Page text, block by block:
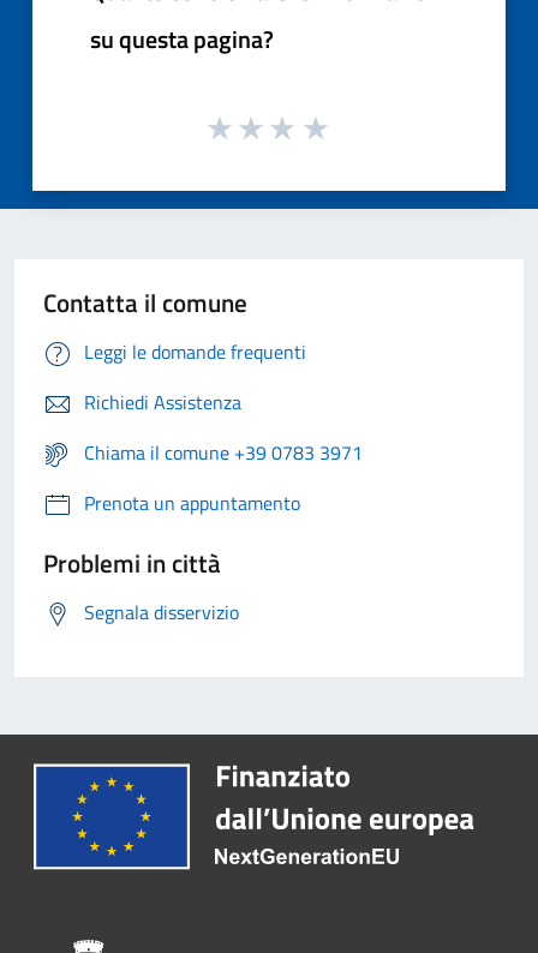
su questa pagina?
Contatta il comune
Leggi le domande frequenti
Richiedi Assistenza
Chiama il comune +39 0783 3971
Prenota un appuntamento
Problemi in città
Segnala disservizio